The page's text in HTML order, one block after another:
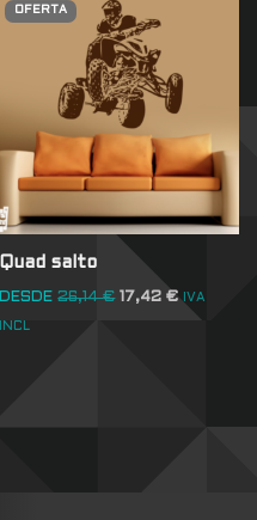
OFERTA
Quad salto
DESDE 26,14€ 17,42€ IVA
INCL